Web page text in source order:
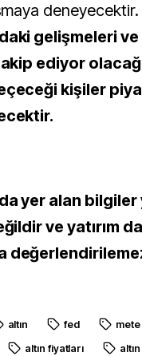
deneyecektir.
gelişmeleri ve
ediyor
kişiler
yer alan bilgiler
ve yatırım
altın fed
altın fiyatları